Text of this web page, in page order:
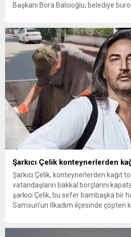
Başkanı Bora Balcıoğlu, belediye
inceleme ve arama çalışmaları
Şarkıcı Çelik konteynerlerden
Şarkıcı Çelik, konteynerlerden kağıt
vatandaşların bakkal borçlarını
şarkıcı Çelik, bu sefer bambaşka bir
Samsun’un İlkadım ilçesinde çöpten